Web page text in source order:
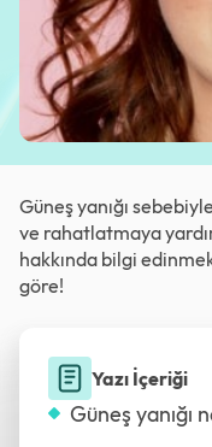
Güneş yanığı
ve rahatlatmaya
hakkında bilgi
göre!
Yazı İçeriği
Güneş yanığı